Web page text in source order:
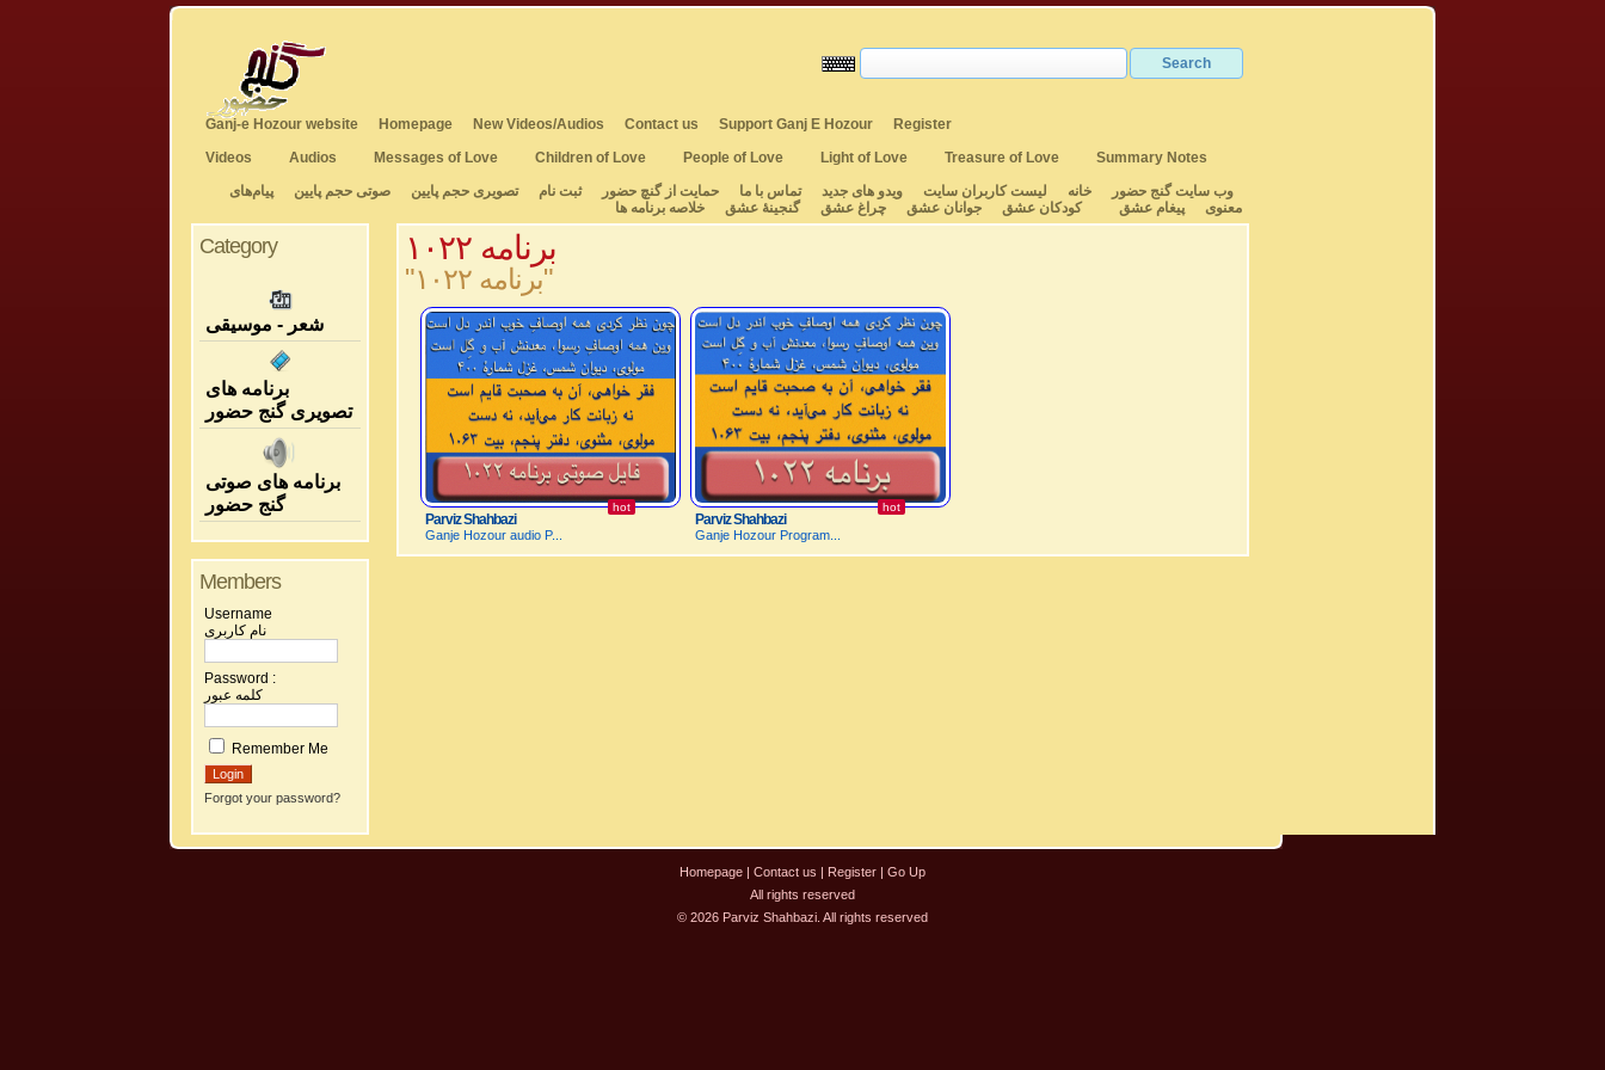
Ganj-e Hozour website Homepage New Videos/Audios Contact us Support Ganj E Hozour
Register
Videos
Audios Messages of Love Children of Love People of Love Light of Love Treasure of Love
Summary Notes
وب سایت گنج حضور
خانه لیست کاربران سایت ویدو های جدید تماس با ما حمایت از گنچ حضور ثبت نام تصویری حجم پایین صوتی حجم پایین
پیام‌های
معنوی
پیغام عشق کودکان عشق جوانان عشق چراغ عشق گنجینهٔ عشق خلاصه برنامه ها
Category
شعر - موسیقی
برنامه های
تصویری گنج حضور
برنامه های صوتی
گنج حضور
Members
Username
نام کاربری
Password :
کلمه عبور
Remember Me
Forgot your password?
برنامه ۱۰۲۲
"برنامه ۱۰۲۲"
hot
Parviz Shahbazi
Ganje Hozour audio P...
hot
Parviz Shahbazi
Ganje Hozour Program...
Homepage | Contact us | Register | Go Up
All rights reserved
© 2026 Parviz Shahbazi. All rights reserved